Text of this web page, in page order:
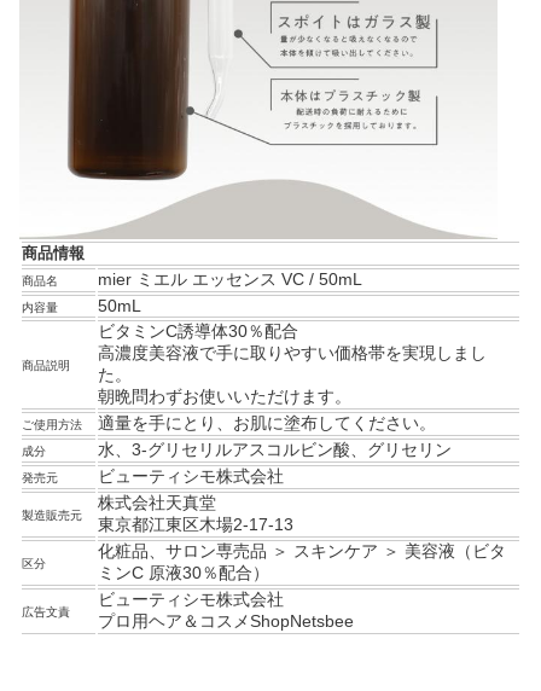
商品情報
商品名 mier ミエル エッセンス VC / 50mL
内容量 50mL
商品説明
ビタミンC誘導体30％配合
高濃度美容液で手に取りやすい価格帯を実現しまし
た。
朝晩問わずお使いいただけます。
ご使用方法 適量を手にとり、お肌に塗布してください。
成分 水、3-グリセリルアスコルビン酸、グリセリン
発売元 ビューティシモ株式会社
製造販売元
株式会社天真堂
東京都江東区木場2-17-13
区分
化粧品、サロン専売品 ＞ スキンケア ＞ 美容液（ビタ
ミンC 原液30％配合）
広告文責
ビューティシモ株式会社
プロ用ヘア＆コスメShopNetsbee